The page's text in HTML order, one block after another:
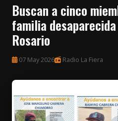
Buscan a cinco
familia
Rosario
07 May 2026 Radio La Fiera